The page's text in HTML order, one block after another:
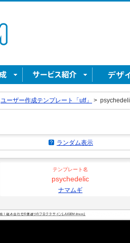
ユーザー作成テンプレート「utf」 >
ランダム表示
テンプレート名
psychedelic
ナマムギ